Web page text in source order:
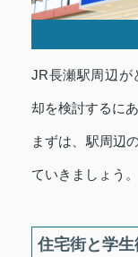
JR長瀬駅周辺が
却を検討するに
まずは、駅周辺
ていきましょう。
住宅街と学